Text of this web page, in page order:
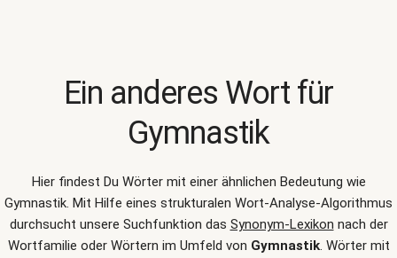
Ein anderes Wort für
Gymnastik
Hier findest Du Wörter mit einer ähnlichen Bedeutung wie
Gymnastik. Mit Hilfe eines strukturalen Wort-Analyse-Algorithmus
durchsucht unsere Suchfunktion das Synonym-Lexikon nach der
Wortfamilie oder Wörtern im Umfeld von Gymnastik. Wörter mit